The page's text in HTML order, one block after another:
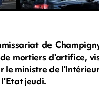
de
mortiers d'artifice,
le ministre de
l'Etat jeudi.